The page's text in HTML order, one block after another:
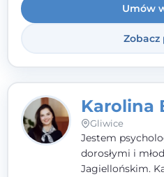
Umów
Zobacz
Karolina
Gliwice
Jestem
dorosłymi i
Jagiellońskim.